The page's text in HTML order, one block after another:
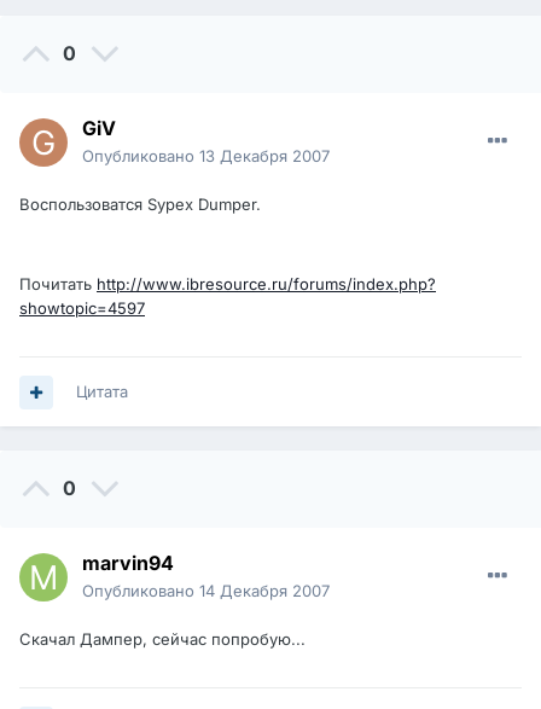
0
GiV
Опубликовано 13 Декабря 2007
Воспользоватся Sypex Dumper.
Почитать http://www.ibresource.ru/forums/index.php?
showtopic=4597
Цитата
0
marvin94
Опубликовано 14 Декабря 2007
Скачал Дампер, сейчас попробую...